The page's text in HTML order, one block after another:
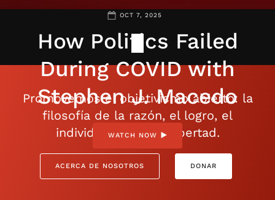
OCT 7, 2025
How Politics Failed
During COVID with
Stephen J. Macedo
WATCH NOW
Promovemos el objetivismo abierto: la
filosofía de la razón, el logro, el
individualismo y la libertad.
ACERCA DE NOSOTROS DONAR